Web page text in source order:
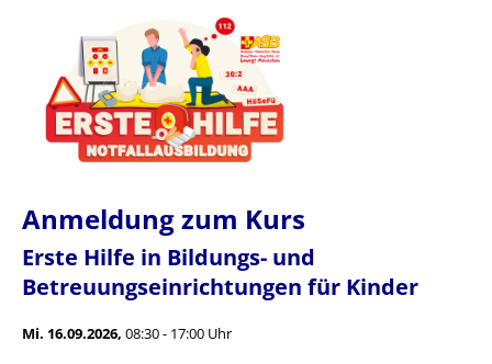
Anmeldung zum Kurs
Erste Hilfe in Bildungs- und
Betreuungseinrichtungen für Kinder
Mi. 16.09.2026, 08:30 - 17:00 Uhr